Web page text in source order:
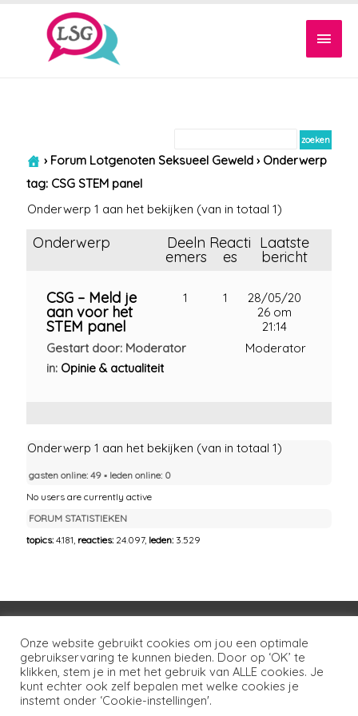
› Forum Lotgenoten Seksueel Geweld › Onderwerp
tag: CSG STEM panel
Onderwerp 1 aan het bekijken (van in totaal 1)
Onderwerp Deeln
emers
Reacti
es
Laatste
bericht
CSG – Meld je
aan voor het
STEM panel
Gestart door: Moderator
in: Opinie & actualiteit
1 1
28/05/20
26 om
21:14
Moderator
Onderwerp 1 aan het bekijken (van in totaal 1)
gasten online: 49 ▪︎ leden online: 0
No users are currently active
FORUM STATISTIEKEN
topics:4.181, reacties: 24.097, leden: 3.529
Voorwaarden Huisregels
Privacybeleid
Disclaimer
Over LSG Ons netwerk Contact
Copyright © 2026 Lotgenoten Seksueel Geweld
Onze website gebruikt cookies om jou een optimale
gebruikservaring te kunnen bieden. Door op ‘OK’ te
klikken, stem je in met het gebruik van ALLE cookies. Je
kunt echter ook zelf bepalen met welke cookies je
instemt onder ‘Cookie-instellingen'.